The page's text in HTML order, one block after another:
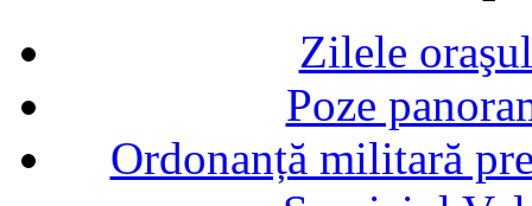
Zilele
Poze
Ordonanță militară